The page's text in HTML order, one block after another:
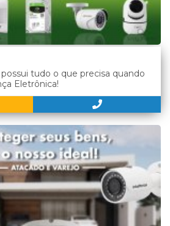
tudo o que precisa quando
Eletrônica!